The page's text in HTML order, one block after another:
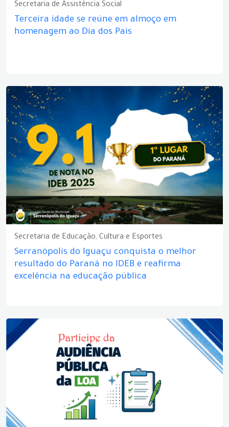
Secretaria de Assistência Social
Terceira idade se reúne em almoço em
homenagem ao Dia dos Pais
Secretaria de Educação, Cultura e Esportes
Serranópolis do Iguaçu conquista o melhor
resultado do Paraná no IDEB e reafirma
excelência na educação pública